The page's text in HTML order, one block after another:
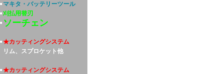
マキタ・バッテリーツール
刈払用替刃
ソーチェン
★カッティングシステム
リム、スプロケット他
★カッティングシステム